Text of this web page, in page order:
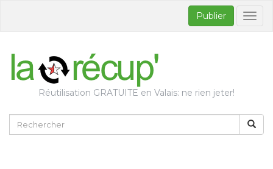
Publier
Réutilisation GRATUITE en Valais: ne rien jeter!